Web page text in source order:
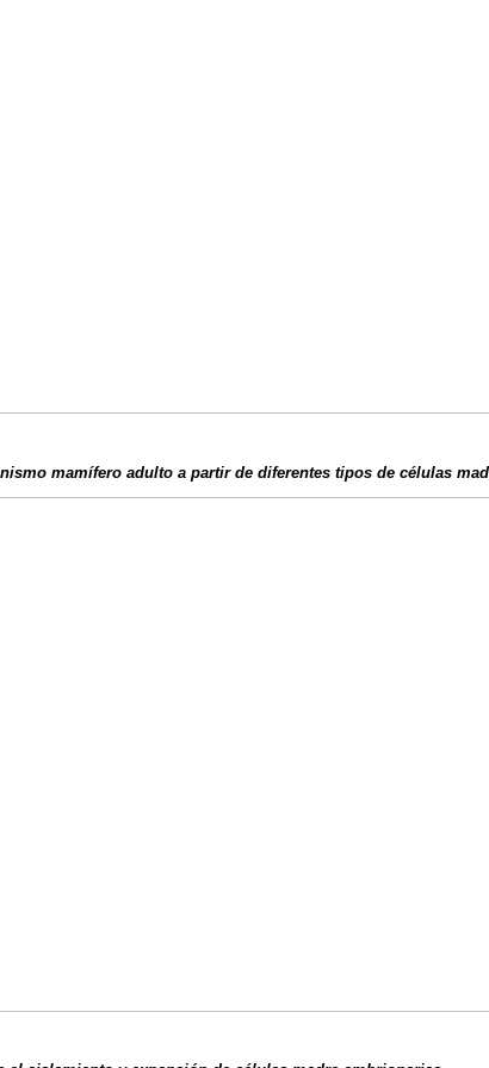
mamífero adulto a partir de diferentes tipos de células